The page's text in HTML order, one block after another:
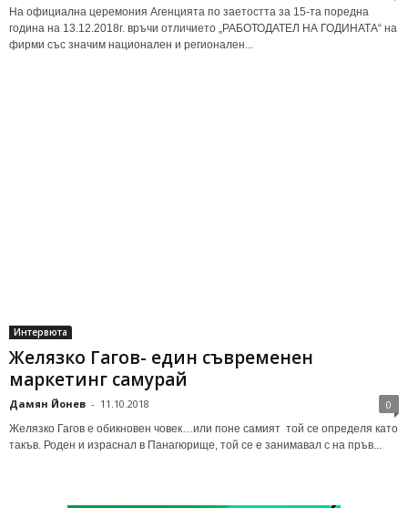
На официална церемония Агенцията по заетостта за 15-та поредна
година на 13.12.2018г. връчи отличието „РАБОТОДАТЕЛ НА ГОДИНАТА“ на
фирми със значим национален и регионален...
Интервюта
Желязко Гагов- един съвременен
маркетинг самурай
Дамян Йонев - 11.10.2018 0
Желязко Гагов е обикновен човек…или поне самият той се определя като
такъв. Роден и израснал в Панагюрище, той се е занимавал с на пръв...